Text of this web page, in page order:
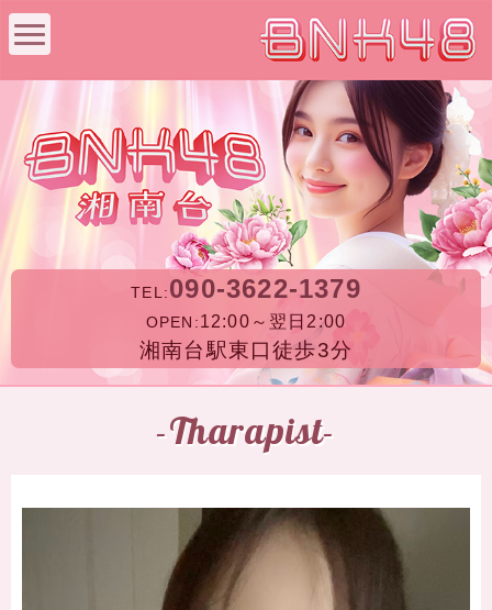
TEL: 090-3622-1379
OPEN: 12:00～翌日2:00
湘南台駅東口徒歩3分
-Tharapist-